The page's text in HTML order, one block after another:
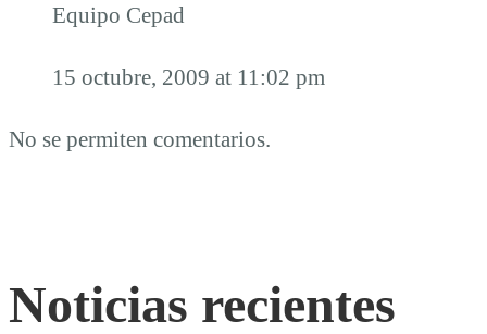
Equipo Cepad
15 octubre, 2009 at 11:02 pm
No se permiten comentarios.
Noticias recientes